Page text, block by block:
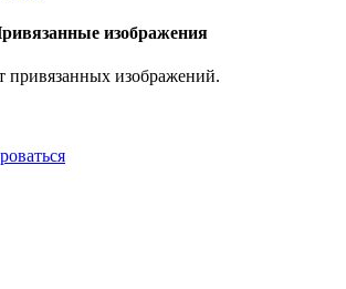
изображения
привязанных изображений.